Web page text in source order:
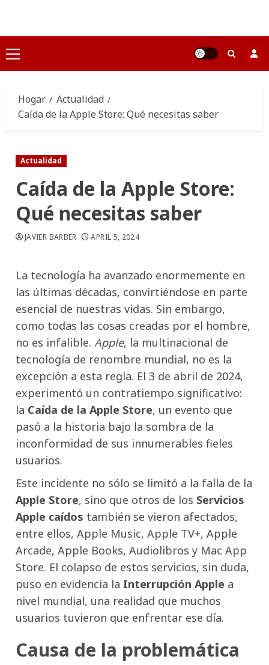
contenido
Menú
principal
Hogar
Actualidad
Caída de la Apple Store: Qué necesitas saber
Actualidad
Caída de la Apple Store:
Qué necesitas saber
JAVIER BARBER APRIL 5, 2024
La tecnología ha avanzado enormemente en
las últimas décadas, convirtiéndose en parte
esencial de nuestras vidas. Sin embargo,
como todas las cosas creadas por el hombre,
no es infalible. Apple, la multinacional de
tecnología de renombre mundial, no es la
excepción a esta regla. El 3 de abril de 2024,
experimentó un contratiempo significativo:
la Caída de la Apple Store, un evento que
pasó a la historia bajo la sombra de la
inconformidad de sus innumerables fieles
usuarios.
Este incidente no sólo se limitó a la falla de la
Apple Store, sino que otros de los Servicios
Apple caídos también se vieron afectados,
entre ellos, Apple Music, Apple TV+, Apple
Arcade, Apple Books, Audiolibros y Mac App
Store. El colapso de estos servicios, sin duda,
puso en evidencia la Interrupción Apple a
nivel mundial, una realidad que muchos
usuarios tuvieron que enfrentar ese día.
Causa de la problemática